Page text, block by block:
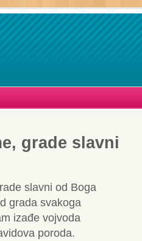
grade slavni
slavni od Boga
grada svakoga
izađe vojvoda
poroda.